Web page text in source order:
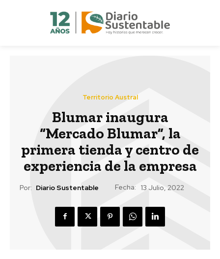
Territorio Austral
Blumar inaugura
“Mercado Blumar”, la
primera tienda y centro de
experiencia de la empresa
Por: Diario Sustentable Fecha: 13 Julio, 2022